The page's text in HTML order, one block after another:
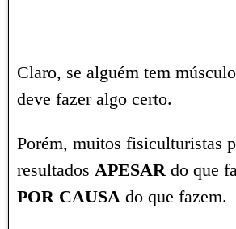
Claro, se alguém tem
deve fazer algo certo.
Porém, muitos fisiculturistas
resultados APESAR do que
POR CAUSA do que fazem.